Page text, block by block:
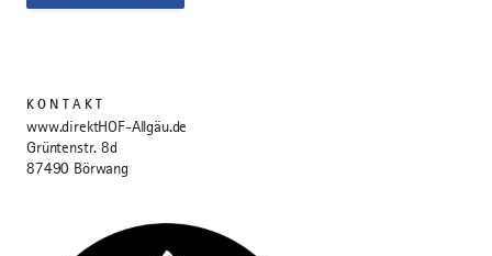
KONTAKT
www.direktHOF-Allgäu.de
Grüntenstr. 8d
87490 Börwang